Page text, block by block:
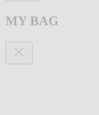
MY BAG